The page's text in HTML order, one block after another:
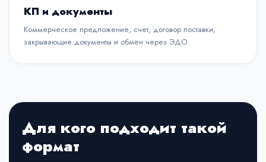
КП и документы
Коммерческое предложение, счет, договор поставки,
закрывающие документы и обмен через ЭДО.
Для кого подходит такой
формат